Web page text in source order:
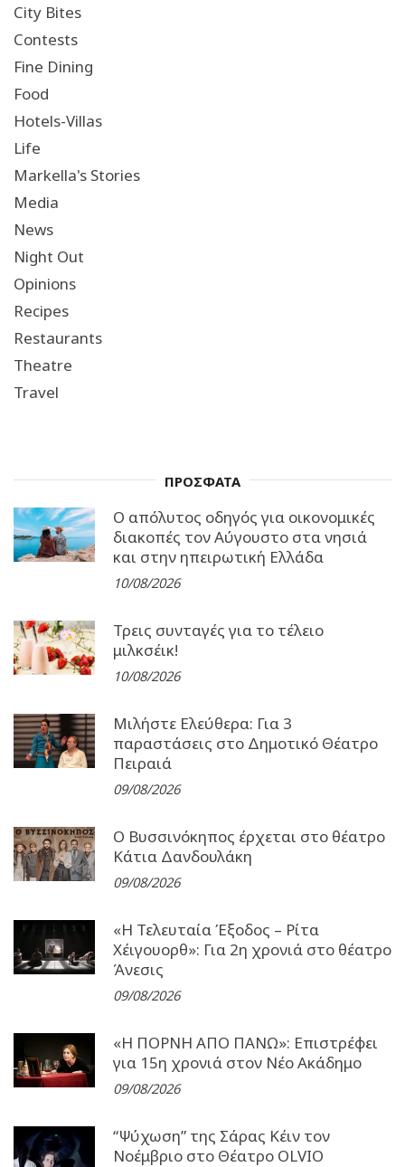
City Bites
Contests
Fine Dining
Food
Hotels-Villas
Life
Markella's Stories
Media
News
Night Out
Opinions
Recipes
Restaurants
Theatre
Travel
ΠΡΟΣΦΑΤΑ
Ο απόλυτος οδηγός για οικονομικές
διακοπές τον Αύγουστο στα νησιά
και στην ηπειρωτική Ελλάδα
10/08/2026
Τρεις συνταγές για το τέλειο
μιλκσέικ!
10/08/2026
Μιλήστε Ελεύθερα: Για 3
παραστάσεις στο Δημοτικό Θέατρο
Πειραιά
09/08/2026
Ο Βυσσινόκηπος έρχεται στο θέατρο
Κάτια Δανδουλάκη
09/08/2026
«Η Τελευταία Έξοδος – Ρίτα
Χέιγουορθ»: Για 2η χρονιά στο θέατρο
Άνεσις
09/08/2026
«Η ΠΟΡΝΗ ΑΠΟ ΠΑΝΩ»: Επιστρέφει
για 15η χρονιά στον Νέο Ακάδημο
09/08/2026
“Ψύχωση” της Σάρας Κέιν τον
Νοέμβριο στο Θέατρο OLVIO